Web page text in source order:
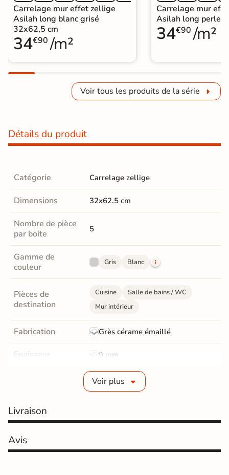
Carrelage mur effet zellige
Asilah long blanc grisé
32x62,5 cm
34€90 /m²
Carrelage mur
Asilah long perle
34€90 /m²
Voir tous les produits de la série
Détails du produit
Catégorie Carrelage zellige
Dimensions 32x62.5 cm
Nombre de pièce
par boite
5
Gamme de
couleur
Gris Blanc
Pièces de
destination
Cuisine
Salle de bains / WC
Mur intérieur
Fabrication Grès cérame émaillé
Epaisseur 9 mm
Non-rectifié
Surface Structurée
Résistant au Gel Oui
Voir plus
Livraison
Avis